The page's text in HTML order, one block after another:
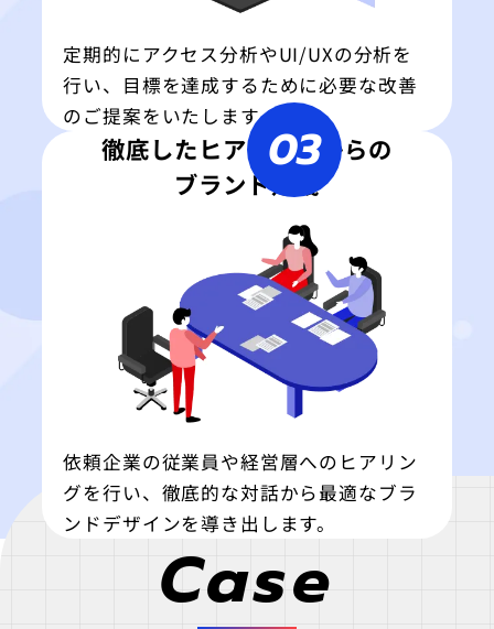
定期的にアクセス分析やUI/UXの分析を
行い、目標を達成するために必要な改善
のご提案をいたします。
03
徹底したヒアリングからの
ブランド定義
依頼企業の従業員や経営層へのヒアリン
グを行い、徹底的な対話から最適なブラ
ンドデザインを導き出します。
Case